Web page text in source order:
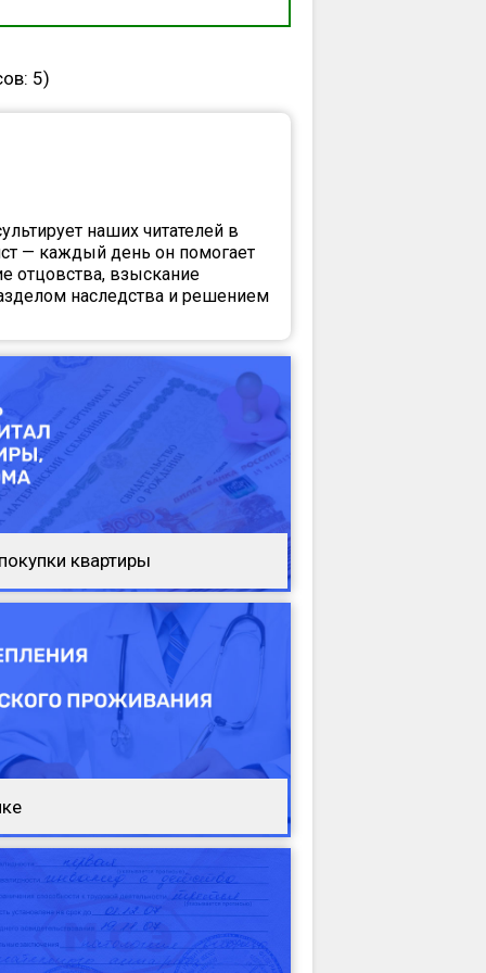
5)
наших читателей в
— каждый день он помогает
отцовства, взыскание
наследства и решением
квартиры